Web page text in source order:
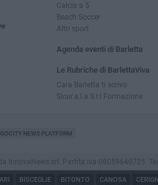
Calcio a 5
Beach Soccer
Altri sport
Agenda eventi di Barletta
Le Rubriche di BarlettaViva
Cara Barletta ti scrivo
Sicur.a.l.a S.r.l Formazione
GOCITY NEWS PLATFORM
InnovaNews srl. Partita iva 08059640725.
BISCEGLIE BITONTO CANOSA